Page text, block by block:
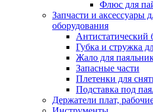
Флюс для
Запчасти и аксессуары
оборудования
Антистатический
Губка и стружка
Жало для
Запасные части
Плетенки для
Подставка под
Держатели плат,